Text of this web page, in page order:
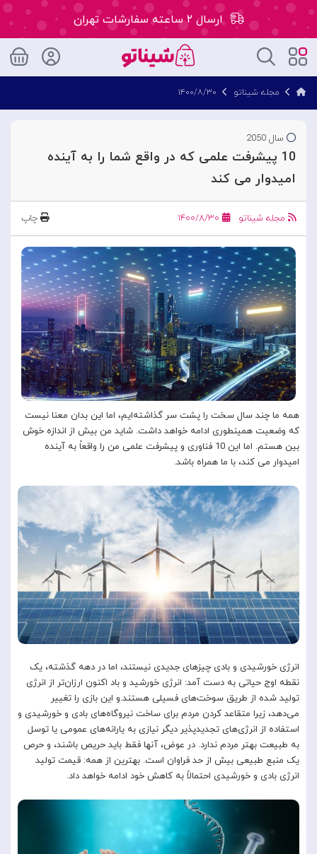
ارسال ۲ ساعته سفارشات تهران
۵۰ هزار تومان تخفیف اولین سفارش کد: WLC
ارسال ۲ ساعته سفارشات تهران مجله شیناتو ۱۴۰۰/۸/۳۰
سال 2050
10 پیشرفت علمی که در واقع شما را به آینده
امیدوار می کند
مجله شیناتو ۱۴۰۰/۸/۳۰ چاپ
همه ما چند سال سخت را پشت سر گذاشته‌ایم، اما این بدان معنا نیست
که وضعیت همینطوری ادامه خواهد داشت. شاید من بیش از اندازه خوش
بین هستم. اما این 10 فناوری و پیشرفت علمی من را واقعاً به آینده
امیدوار می کند، با ما همراه باشد.
انرژی خورشیدی و بادی چیزهای جدیدی نیستند، اما در دهه گذشته، یک
نقطه اوج حیاتی به دست آمد: انرژی خورشید و باد اکنون ارزان‌تر از انرژی
تولید شده از طریق سوخت‌های فسیلی هستند.و این بازی را تغییر
می‌دهد، زیرا متقاعد کردن مردم برای ساخت نیروگاه‌های بادی و خورشیدی و
استفاده از انرژی‌های تجدیدپذیر دیگر نیازی به یارانه‌های عمومی یا توسل
به طبیعت بهتر مردم ندارد. در عوض، آنها فقط باید حریص باشند، و حرص
یک منبع طبیعی بیش از حد فراوان است. بهترین از همه: قیمت تولید
انرژی بادی و خورشیدی احتمالاً به کاهش خود ادامه خواهد داد.